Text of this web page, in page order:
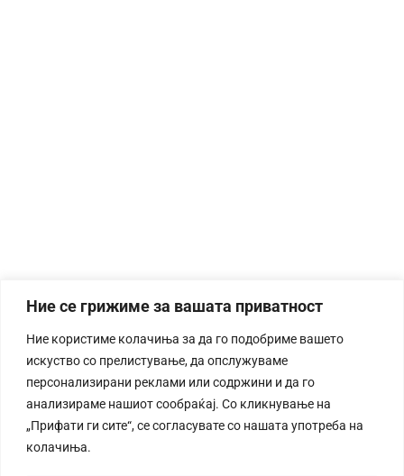
Ние се грижиме за вашата приватност
Ние користиме колачиња за да го подобриме вашето
искуство со прелистување, да опслужуваме
персонализирани реклами или содржини и да го
анализираме нашиот сообраќај. Со кликнување на
„Прифати ги сите“, се согласувате со нашата употреба на
колачиња.